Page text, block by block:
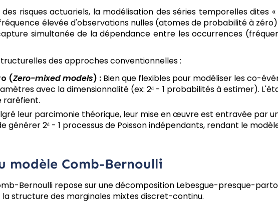
risques actuariels, la modélisation des séries temporelles dites
élevée d'observations nulles (atomes de probabilité à
simultanée de la dépendance entre les occurrences
des approches conventionnelles :
(Zero-mixed models) : Bien que flexibles pour modéliser les co-
avec la dimensionnalité (ex: 2ᵈ - 1 probabilités à estimer).
raréfient.
leur parcimonie théorique, leur mise en œuvre est entravée par
générer 2ᵈ - 1 processus de Poisson indépendants, rendant le
modèle Comb-Bernoulli
Bernoulli repose sur une décomposition Lebesgue-presque-
structure des marginales mixtes discret-continu.